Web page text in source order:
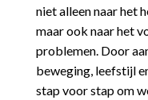
niet alleen naar het
maar ook naar het
problemen. Door
beweging, leefstijl
stap voor stap om